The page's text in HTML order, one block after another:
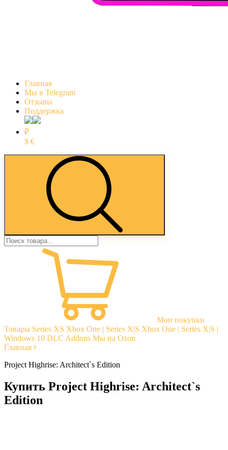
Главная
Мы в Telegram
Отзывы
Поддержка
₽
$ €
Мои покупки
Товары Series XS Xbox One | Series X|S Xbox One | Series X|S |
Windows 10 DLC Addons Мы на Ozon
Главная
Project Highrise: Architect`s Edition
Купить Project Highrise: Architect`s
Edition